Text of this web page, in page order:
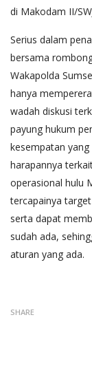
di Makodam II/
Serius dalam
bersama
Wakapolda
hanya
wadah diskusi
payung hukum
kesempatan
harapannya
operasional hulu
tercapainya
serta dapat
sudah ada,
aturan yang ada.
SHARE